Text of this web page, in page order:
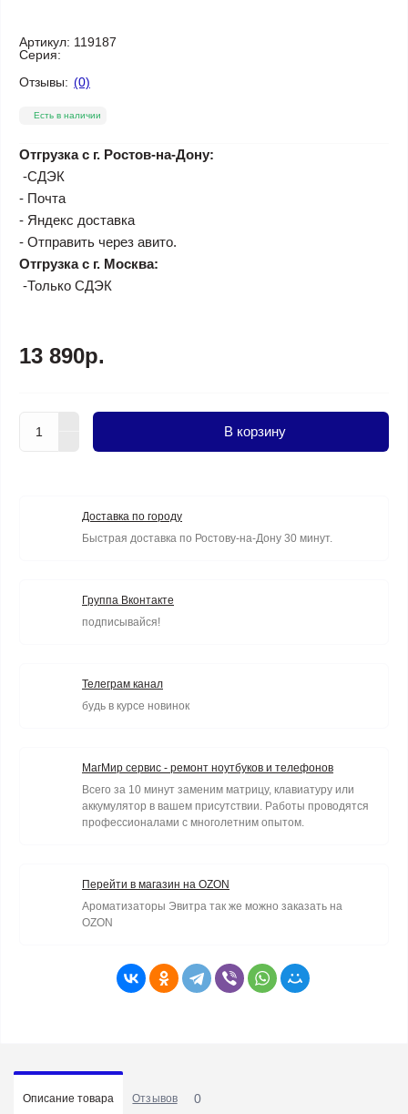
Артикул: 119187
Серия:
Отзывы: (0)
Есть в наличии
Отгрузка с г. Ростов-на-Дону:
-СДЭК
- Почта
- Яндекс доставка
- Отправить через авито.
Отгрузка с г. Москва:
-Только СДЭК
13 890р.
В корзину
Доставка по городу
Быстрая доставка по Ростову-на-Дону 30 минут.
Группа Вконтакте
подписывайся!
Телеграм канал
будь в курсе новинок
МагМир сервис - ремонт ноутбуков и телефонов
Всего за 10 минут заменим матрицу, клавиатуру или
аккумулятор в вашем присутствии. Работы проводятся
профессионалами с многолетним опытом.
Перейти в магазин на OZON
Ароматизаторы Эвитра так же можно заказать на
OZON
Описание товара Отзывов 0